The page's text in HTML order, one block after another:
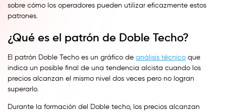
sobre cómo los operadores pueden utilizar eficazmente estos
patrones.
¿Qué es el patrón de Doble Techo?
El patrón Doble Techo es un gráfico de análisis técnico que
indica un posible final de una tendencia alcista cuando los
precios alcanzan el mismo nivel dos veces pero no logran
superarlo.
Durante la formación del Doble techo, los precios alcanzan